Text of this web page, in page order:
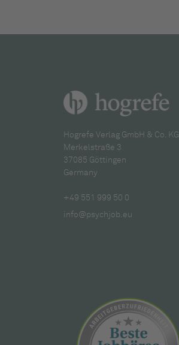
Hogrefe Verlag GmbH & Co. KG
Merkelstraße 3
37085 Göttingen
Germany
+49 551 999 50 0
info@psychjob.eu